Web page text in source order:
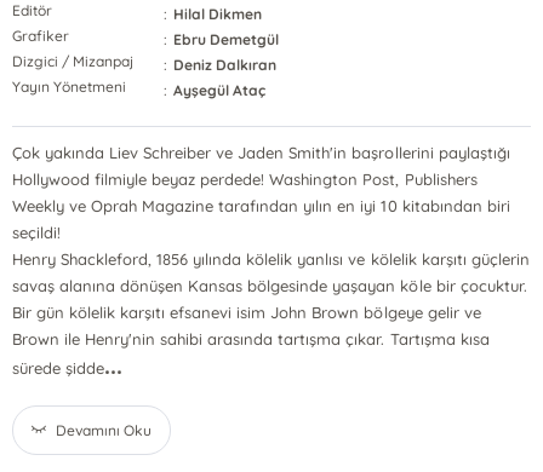
Editör
: Hilal Dikmen
Grafiker
: Ebru Demetgül
Dizgici / Mizanpaj
: Deniz Dalkıran
Yayın Yönetmeni
: Ayşegül Ataç
Çok yakında Liev Schreiber ve Jaden Smith'in başrollerini paylaştığı
Hollywood filmiyle beyaz perdede! Washington Post, Publishers
Weekly ve Oprah Magazine tarafından yılın en iyi 10 kitabından biri
seçildi!
Henry Shackleford, 1856 yılında kölelik yanlısı ve kölelik karşıtı güçlerin
savaş alanına dönüşen Kansas bölgesinde yaşayan köle bir çocuktur.
Bir gün kölelik karşıtı efsanevi isim John Brown bölgeye gelir ve
Brown ile Henry'nin sahibi arasında tartışma çıkar. Tartışma kısa
sürede şidde...
Devamını Oku